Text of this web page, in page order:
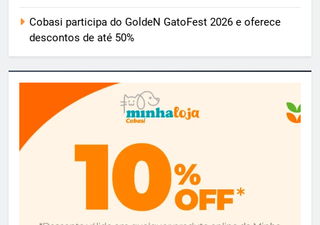
Cobasi participa do GoldeN GatoFest 2026 e oferece
descontos de até 50%